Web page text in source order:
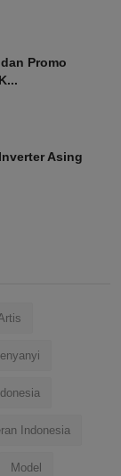
Promo
Asing
Indonesia
Model